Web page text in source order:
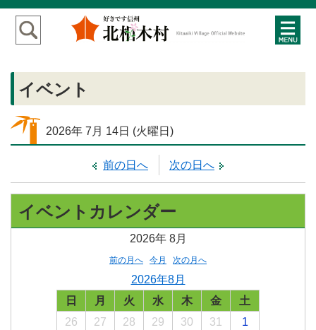
イベント
2026年 7月 14日 (火曜日 )
前の日へ 次の日へ
イベントカレンダー
2026年 8月
前の月へ 今月 次の月へ
2026年8月
日
月 火 水 木 金
土
26
27 28 29 30 31
1